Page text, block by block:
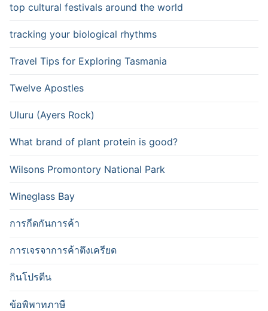
top cultural festivals around the world
tracking your biological rhythms
Travel Tips for Exploring Tasmania
Twelve Apostles
Uluru (Ayers Rock)
What brand of plant protein is good?
Wilsons Promontory National Park
Wineglass Bay
การกีดกันการค้า
การเจรจาการค้าตึงเครียด
กินโปรตีน
ข้อพิพาทภาษี